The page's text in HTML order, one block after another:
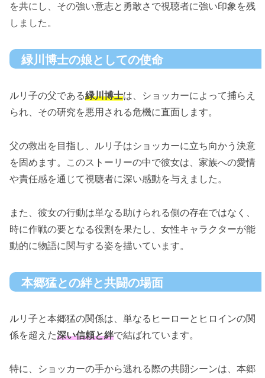
を共にし、その強い意志と勇敢さで視聴者に強い印象を残
しました。
緑川博士の娘としての使命
ルリ子の父である緑川博士は、ショッカーによって捕らえ
られ、その研究を悪用される危機に直面します。
父の救出を目指し、ルリ子はショッカーに立ち向かう決意
を固めます。このストーリーの中で彼女は、家族への愛情
や責任感を通じて視聴者に深い感動を与えました。
また、彼女の行動は単なる助けられる側の存在ではなく、
時に作戦の要となる役割を果たし、女性キャラクターが能
動的に物語に関与する姿を描いています。
本郷猛との絆と共闘の場面
ルリ子と本郷猛の関係は、単なるヒーローとヒロインの関
係を超えた深い信頼と絆で結ばれています。
特に、ショッカーの手から逃れる際の共闘シーンは、本郷